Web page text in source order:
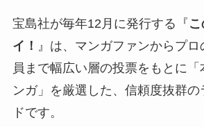
宝島社が毎年12月に発行する『
イ！ 』は、マンガファンからプ
員まで幅広い層の投票をもとに
ンガ」を厳選した、信頼度抜群の
ドです。